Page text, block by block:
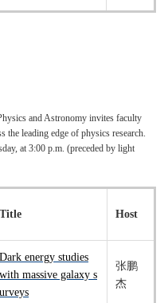
and Astronomy invites faculty
the leading edge of physics research.
at 3:00 p.m. (preceded by light
Title Host
Dark energy studies
with massive galaxy s
urveys
张鹏
杰